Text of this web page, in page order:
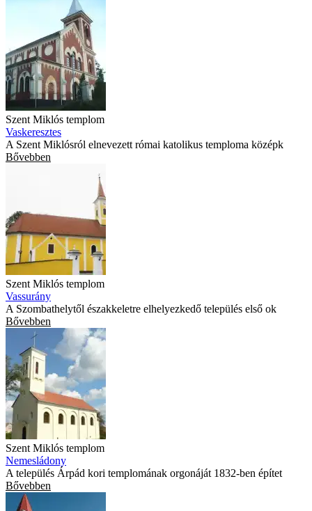
Szent Miklós templom
Vaskeresztes
A Szent Miklósról elnevezett római katolikus temploma középk
Bővebben
Szent Miklós templom
Vassurány
A Szombathelytől északkeletre elhelyezkedő település első ok
Bővebben
Szent Miklós templom
Nemesládony
A település Árpád kori templomának orgonáját 1832-ben építet
Bővebben